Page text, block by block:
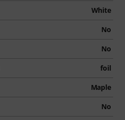
White
No
No
foil
Maple
No